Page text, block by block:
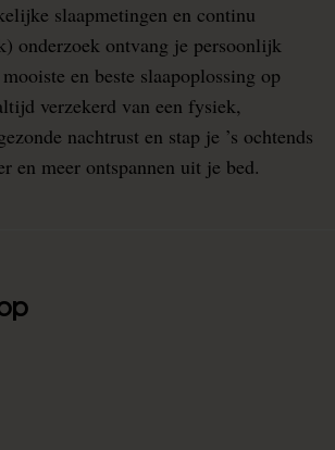
slaapmetingen en continu
onderzoek ontvang je persoonlijk
en beste slaapoplossing op
verzekerd van een fysiek,
nachtrust en stap je ’s ochtends
en meer ontspannen uit je bed.